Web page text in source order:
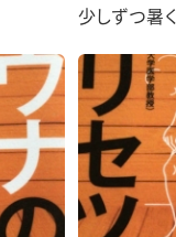
少しずつ暑く